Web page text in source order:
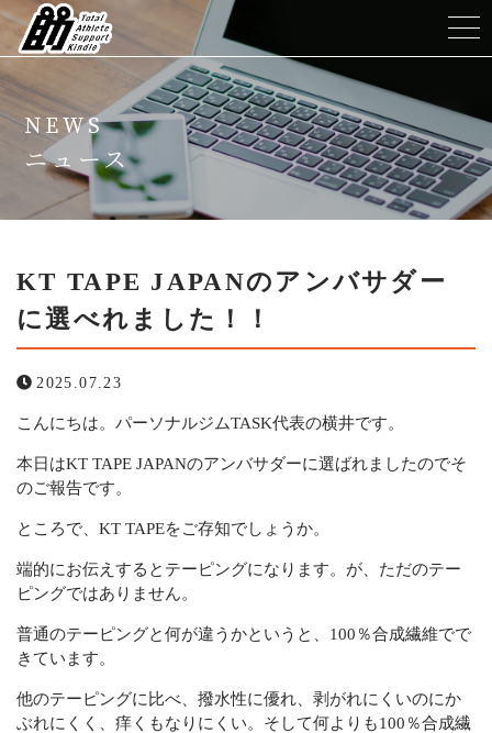
ホーム
TASKについて
メニュー
よくある質問
ニュース
お問い合わせ
キャンセルポリシー
CONTACT
NEWS
ニュース
KT TAPE JAPANのアンバサダー
に選べれました！！
2025.07.23
こんにちは。パーソナルジムTASK代表の横井です。
本日はKT TAPE JAPANのアンバサダーに選ばれましたのでそ
のご報告です。
ところで、KT TAPEをご存知でしょうか。
端的にお伝えするとテーピングになります。が、ただのテー
ピングではありません。
普通のテーピングと何が違うかというと、100％合成繊維でで
きています。
他のテーピングに比べ、撥水性に優れ、剥がれにくいのにか
ぶれにくく、痒くもなりにくい。そして何よりも100％合成繊